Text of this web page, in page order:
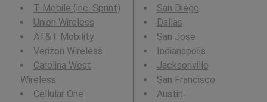
T-Mobile (inc. Sprint)
Union Wireless
AT&T Mobility
Verizon Wireless
Carolina West
Wireless
Cellular One
San Diego
Dallas
San Jose
Indianapolis
Jacksonville
San Francisco
Austin